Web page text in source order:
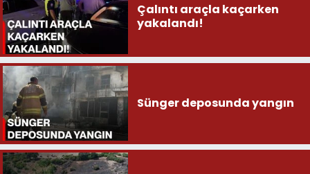
Çalıntı araçla kaçarken
yakalandı!
Sünger deposunda yangın